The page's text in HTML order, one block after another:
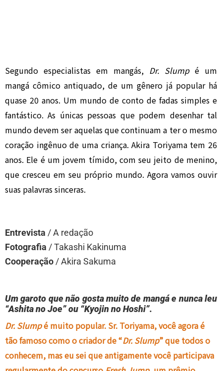
Segundo especialistas em mangás, Dr. Slumpé um
mangá cômico antiquado, de um gênero já popular há
quase 20 anos. Um mundo de conto de fadas simples e
fantástico. As únicas pessoas que podem desenhar tal
mundo devem ser aquelas que continuam a ter o mesmo
coração ingênuo de uma criança. Akira Toriyama tem 26
anos. Ele é um jovem tímido, com seu jeito de menino,
que cresceu em seu próprio mundo. Agora vamos ouvir
suas palavras sinceras.
Entrevista / A redação
Fotografia / Takashi Kakinuma
Cooperação/ Akira Sakuma
Um garoto que não gosta muito de mangá e nunca leu
“Ashita no Joe” ou “Kyojin no Hoshi”.
Dr. Slumpé muito popular. Sr. Toriyama, você agora é
tão famoso como o criador de “Dr. Slump” que todos o
conhecem, mas eu sei que antigamente você participava